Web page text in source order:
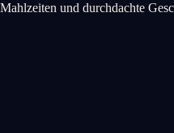
und durchdachte